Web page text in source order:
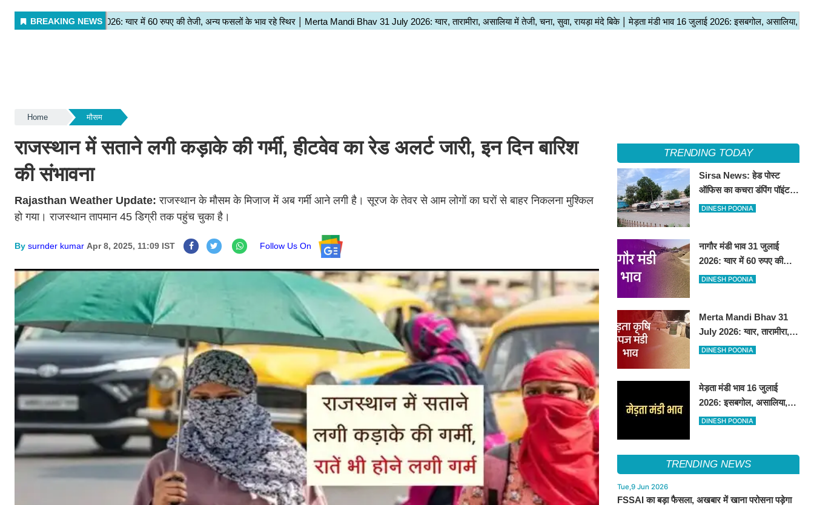
Home मौसम
राजस्थान में सताने लगी कड़ाके की गर्मी, हीटवेव का रेड अलर्ट जारी, इन दिन बारिश
की संभावना
Rajasthan Weather Update:राजस्थान के मौसम के मिजाज में अब गर्मी आने लगी है। सूरज के तेवर से आम लोगों का घरों से बाहर निकलना मुश्किल
हो गया। राजस्थान तापमान 45 डिग्री तक पहुंच चुका है।
By surnder kumar Apr 8, 2025, 11:09 IST Follow Us On
TRENDING TODAY
Sirsa News: हेड पोस्ट
ऑफिस का कचरा डंपिंग पॉइंट
हटाकर बनेगा 'आई लव सिरसा'
DINESH POONIA
नागौर मंडी भाव 31 जुलाई
2026: ग्वार में 60 रुपए की
तेजी, अन्य फसलों के भाव रहे
DINESH POONIA
Merta Mandi Bhav 31
July 2026: ग्वार, तारामीरा,
असालिया में तेजी, चना, सुवा,
DINESH POONIA
मेड़ता मंडी भाव 16 जुलाई
2026: इसबगोल, असालिया,
रायडा में तेजी चना, सुवा, ग्वार में
DINESH POONIA
TRENDING NEWS
Tue,9 Jun 2026
FSSAI का बड़ा फैसला, अखबार में खाना परोसना पड़ेगा